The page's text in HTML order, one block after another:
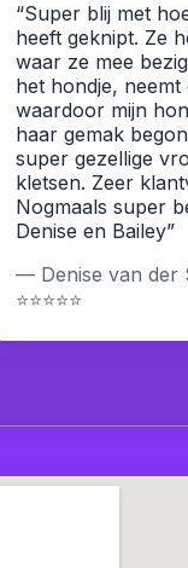
“Super blij met
heeft geknipt. Ze
waar ze mee
het hondje,
waardoor mijn
haar gemak
super gezellige
kletsen. Zeer
Nogmaals super
Denise en Bailey”
— Denise van der
⭐⭐⭐⭐⭐